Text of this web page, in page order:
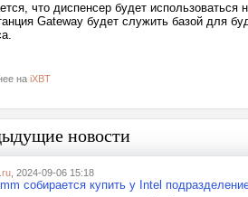
что диспенсер будет использоваться
Gateway будет служить базой для
на iXBT
новости
, 2024-09-06 15:18
собирается купить у Intel